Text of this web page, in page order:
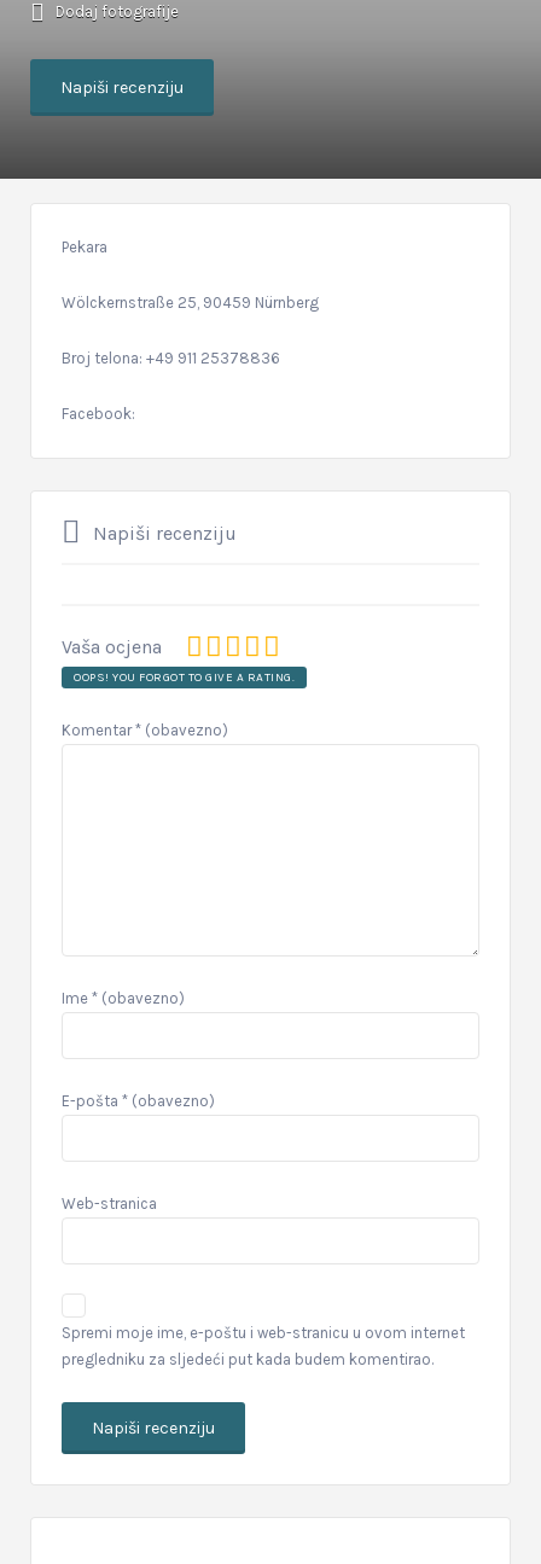
Dodaj fotografije
Napiši recenziju
Pekara
Wölckernstraße 25, 90459 Nürnberg
Broj telona: +49 911 25378836
Facebook:
Napiši recenziju
Vaša ocjena
OOPS! YOU FORGOT TO GIVE A RATING.
Komentar* (obavezno)
Ime * (obavezno)
E-pošta * (obavezno)
Web-stranica
Spremi moje ime, e-poštu i web-stranicu u ovom internet
pregledniku za sljedeći put kada budem komentirao.